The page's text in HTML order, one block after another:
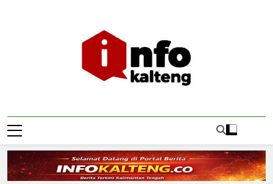
Infokalteng